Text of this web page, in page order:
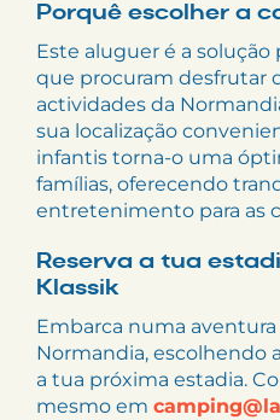
Porquê escolher a
Este aluguer é a solução
que procuram desfrutar
actividades da
sua localização
infantis torna-o uma
famílias, oferecendo
entretenimento para as
Reserva a tua
Klassik
Embarca numa
Normandia, escolhendo
a tua próxima estadia.
mesmo em